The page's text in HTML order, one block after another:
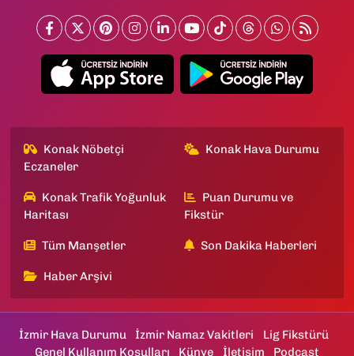
Konak Nöbetçi
Eczaneler
Konak Hava Durumu
Konak Trafik Yoğunluk
Haritası
Puan Durumu ve
Fikstür
Tüm Manşetler Son Dakika Haberleri
Haber Arşivi
İzmir Hava Durumu İzmir Namaz Vakitleri
Lig Fikstürü
Genel Kullanım Koşulları
Künye İletişim Podcast